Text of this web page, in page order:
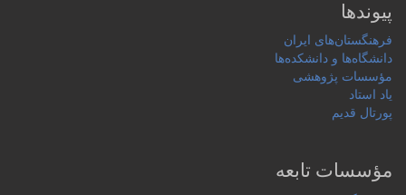
پیوندها
فرهنگستان‌های ایران
دانشگاه‌ها و دانشکده‌ها
مؤسسات پژوهشی
یاد استاد
پورتال قدیم
مؤسسات تابعه